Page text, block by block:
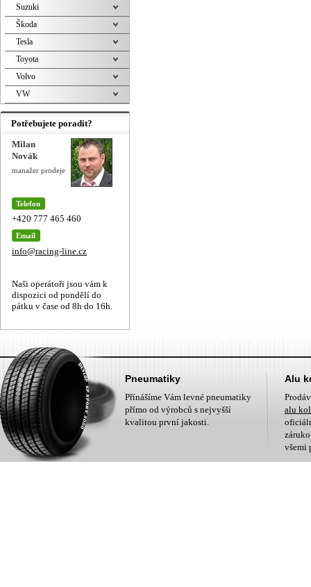
Suzuki
Škoda
Tesla
Toyota
Volvo
VW
Potřebujete poradit?
Milan
Novák
manažer prodeje
Telefon
+420 777 465 460
Email
info@racing-line.cz
Naši operátoři jsou vám k
dispozici od pondělí do
pátku v čase od 8h do 16h.
Pneumatiky
Přínášíme Vám levné pneumatiky
přímo od výrobců s nejvyšší
kvalitou první jakosti.
Alu
alu
všemi